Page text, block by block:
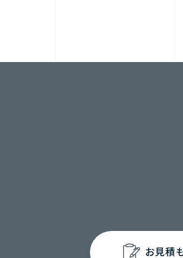
お見積